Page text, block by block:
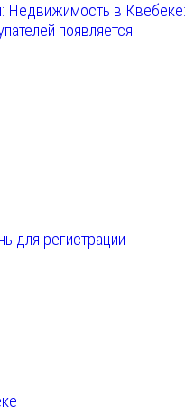
Недвижимость в Квебеке:
появляется
для регистрации